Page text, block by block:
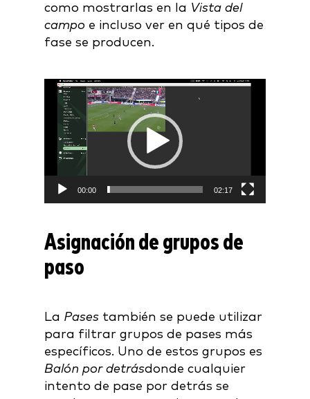
como mostrarlas en la Vista del
campo e incluso ver en qué tipos de
fase se producen.
Video
Player
00:00 02:17
Asignación de grupos de
paso
La Pases también se puede utilizar
para filtrar grupos de pases más
específicos. Uno de estos grupos es
Balón por detrásdonde cualquier
intento de pase por detrás se